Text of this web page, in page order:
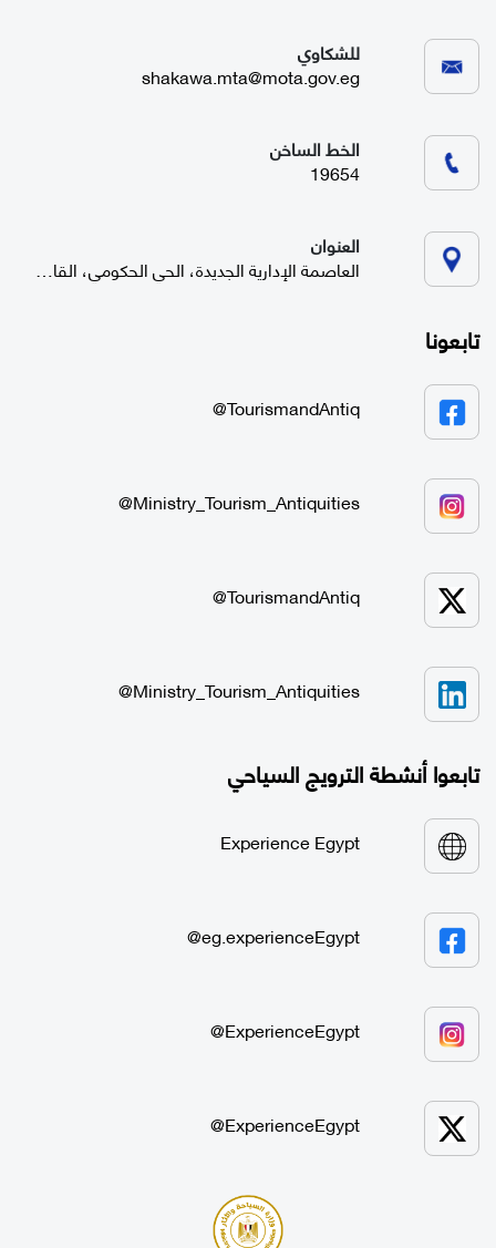
للشكاوي
shakawa.mta@mota.gov.eg
الخط الساخن
19654
العنوان
العاصمة الإدارية الجديدة، الحي الحكومي، القاهرة
تابعونا
TourismandAntiq@
Ministry_Tourism_Antiquities@
TourismandAntiq@
Ministry_Tourism_Antiquities@
تابعوا أنشطة الترويج السياحي
Experience Egypt
eg.experienceEgypt@
ExperienceEgypt@
ExperienceEgypt@